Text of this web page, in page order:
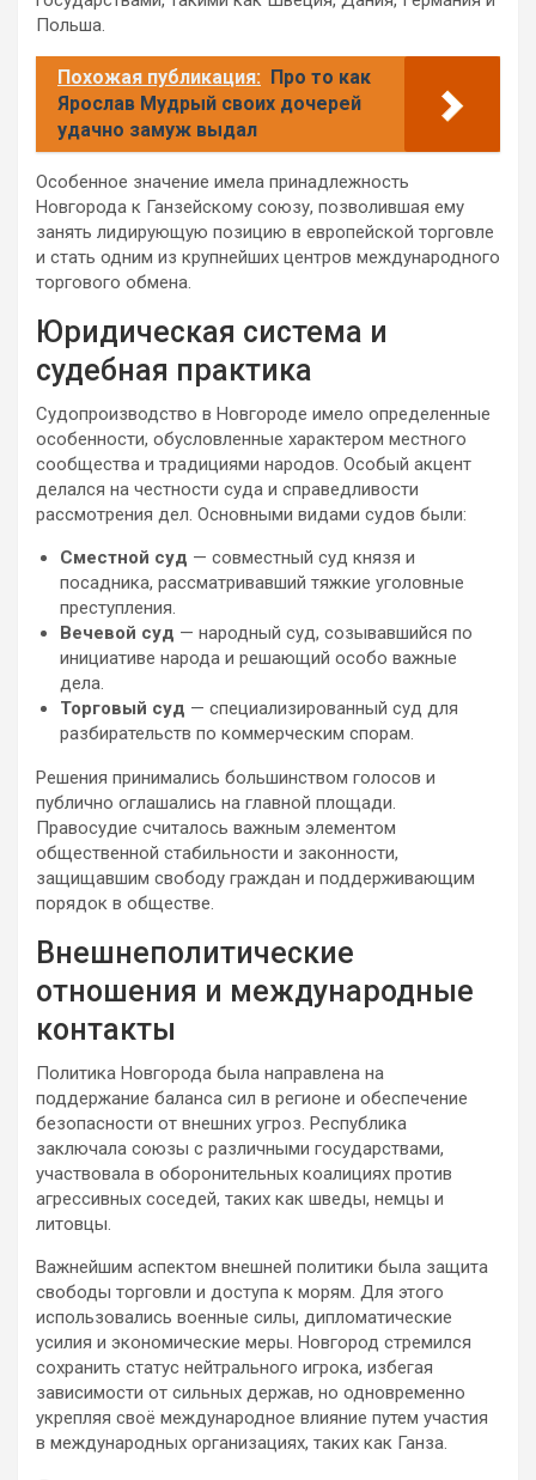
Польша.
Похожая публикация: Про то как
Ярослав Мудрый своих дочерей
удачно замуж выдал
Особенное значение имела принадлежность
Новгорода к Ганзейскому союзу, позволившая ему
занять лидирующую позицию в европейской торговле
и стать одним из крупнейших центров международного
торгового обмена.
Юридическая система и
судебная практика
Судопроизводство в Новгороде имело определенные
особенности, обусловленные характером местного
сообщества и традициями народов. Особый акцент
делался на честности суда и справедливости
рассмотрения дел. Основными видами судов были:
Сместной суд — совместный суд князя и
посадника, рассматривавший тяжкие уголовные
преступления.
Вечевой суд — народный суд, созывавшийся по
инициативе народа и решающий особо важные
дела.
Торговый суд — специализированный суд для
разбирательств по коммерческим спорам.
Решения принимались большинством голосов и
публично оглашались на главной площади.
Правосудие считалось важным элементом
общественной стабильности и законности,
защищавшим свободу граждан и поддерживающим
порядок в обществе.
Внешнеполитические
отношения и международные
контакты
Политика Новгорода была направлена на
поддержание баланса сил в регионе и обеспечение
безопасности от внешних угроз. Республика
заключала союзы с различными государствами,
участвовала в оборонительных коалициях против
агрессивных соседей, таких как шведы, немцы и
литовцы.
Важнейшим аспектом внешней политики была защита
свободы торговли и доступа к морям. Для этого
использовались военные силы, дипломатические
усилия и экономические меры. Новгород стремился
сохранить статус нейтрального игрока, избегая
зависимости от сильных держав, но одновременно
укрепляя своё международное влияние путем участия
в международных организациях, таких как Ганза.